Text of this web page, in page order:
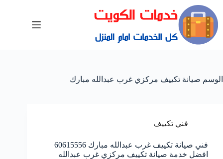
الوسم صيانة تكييف مركزي غرب عبدالله مبارك
فني تكييف
فني صيانة تكييف غرب عبدالله مبارك 60615556
افضل خدمة صيانة تكييف مركزي غرب عبدالله